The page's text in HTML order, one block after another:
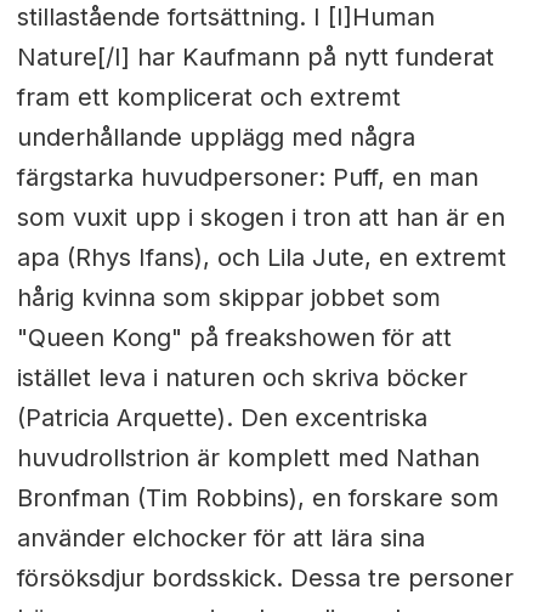
stillastående fortsättning. I [I]Human
Nature[/I] har Kaufmann på nytt funderat
fram ett komplicerat och extremt
underhållande upplägg med några
färgstarka huvudpersoner: Puff, en man
som vuxit upp i skogen i tron att han är en
apa (Rhys Ifans), och Lila Jute, en extremt
hårig kvinna som skippar jobbet som
"Queen Kong" på freakshowen för att
istället leva i naturen och skriva böcker
(Patricia Arquette). Den excentriska
huvudrollstrion är komplett med Nathan
Bronfman (Tim Robbins), en forskare som
använder elchocker för att lära sina
försöksdjur bordsskick. Dessa tre personer